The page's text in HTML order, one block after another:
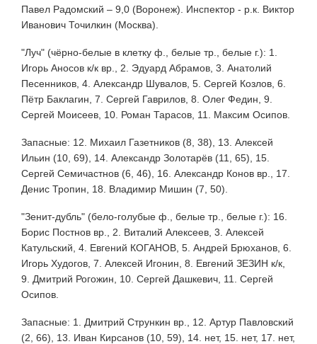
Павел Радомский – 9,0 (Воронеж). Инспектор - р.к. Виктор
Иванович Точилкин (Москва).
"Луч" (чёрно-белые в клетку ф., белые тр., белые г.): 1.
Игорь Аносов к/к вр., 2. Эдуард Абрамов, 3. Анатолий
Песенников, 4. Александр Шувалов, 5. Сергей Козлов, 6.
Пётр Баклагин, 7. Сергей Гаврилов, 8. Олег Федин, 9.
Сергей Моисеев, 10. Роман Тарасов, 11. Максим Осипов.
Запасные: 12. Михаил Газетников (8, 38), 13. Алексей
Ильин (10, 69), 14. Александр Золотарёв (11, 65), 15.
Сергей Семичастнов (6, 46), 16. Александр Конов вр., 17.
Денис Тропин, 18. Владимир Мишин (7, 50).
"Зенит-дубль" (бело-голубые ф., белые тр., белые г.): 16.
Борис Постнов вр., 2. Виталий Алексеев, 3. Алексей
Катульский, 4. Евгений КОГАНОВ, 5. Андрей Брюханов, 6.
Игорь Худогов, 7. Алексей Игонин, 8. Евгений ЗЕЗИН к/к,
9. Дмитрий Рогожин, 10. Сергей Дашкевич, 11. Сергей
Осипов.
Запасные: 1. Дмитрий Стрункин вр., 12. Артур Павловский
(2, 66), 13. Иван Кирсанов (10, 59), 14. нет, 15. нет, 17. нет,